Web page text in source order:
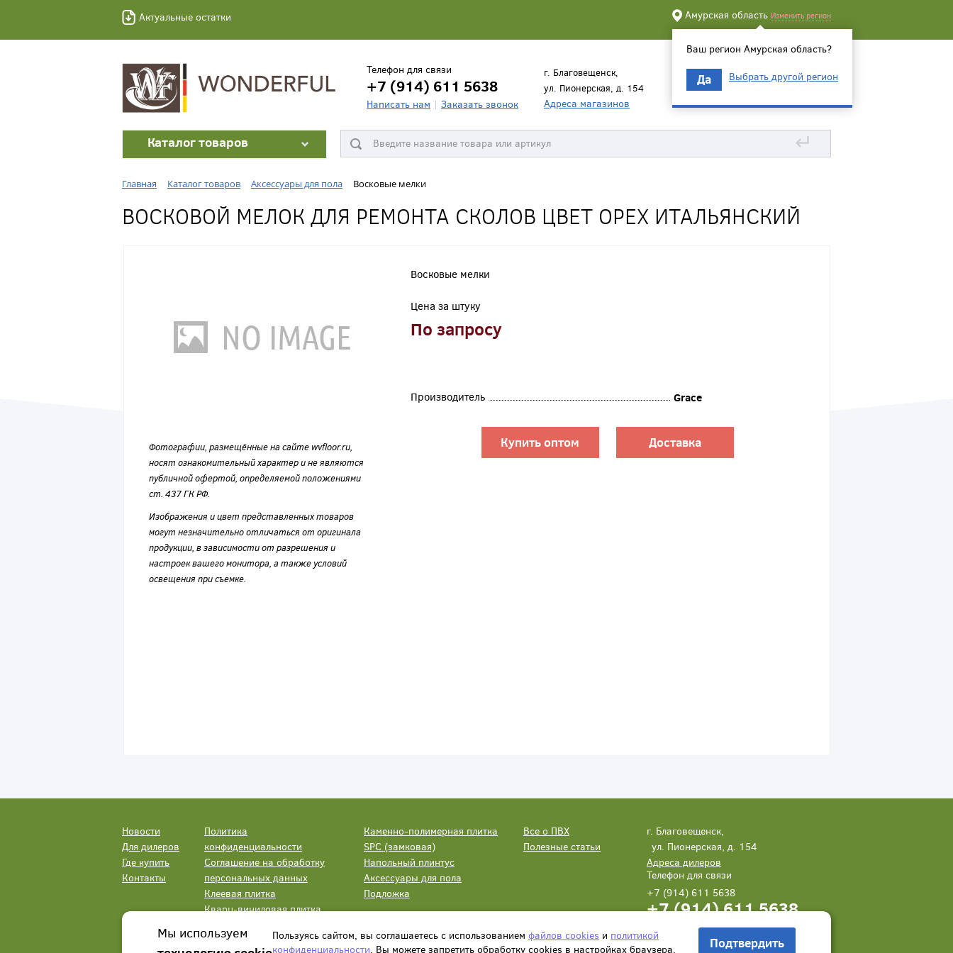
Актуальные остатки Амурская область Изменить регион
Ваш регион Амурская область?
Да Выбрать другой регион
Телефон для связи
+7 (914) 611 5638
Написать нам Заказать звонок
г. Благовещенск,
ул. Пионерская, д. 154
Адреса магазинов
Каталог товаров ↵
Главная Каталог товаров Аксессуары для пола Восковые мелки
ВОСКОВОЙ МЕЛОК ДЛЯ РЕМОНТА СКОЛОВ ЦВЕТ ОРЕХ ИТАЛЬЯНСКИЙ
Фотографии, размещённые на сайте wvfloor.ru,
носят ознакомительный характер и не являются
публичной офертой, определяемой положениями
ст. 437 ГК РФ.
Изображения и цвет представленных товаров
могут незначительно отличаться от оригинала
продукции, в зависимости от разрешения и
настроек вашего монитора, а также условий
освещения при съемке.
Восковые мелки
Цена за штуку
По запросу
Производитель Grace
Купить оптом Доставка
Новости
Для дилеров
Где купить
Контакты
Политика
конфиденциальности
Соглашение на обработку
персональных данных
Клеевая плитка
Кварц-виниловая плитка
Каменно-полимерная плитка
SPC (замковая)
Напольный плинтус
Аксессуары для пола
Подложка
Все о ПВХ
Полезные статьи
г. Благовещенск,
ул. Пионерская, д. 154
Адреса дилеров
Телефон для связи
+7 (914) 611 5638
+7 (914) 611 5638
Написать нам Заказать звонок
Мы используем
Пользуясь сайтом, вы соглашаетесь с использованием файлов cookies и политикой
конфиденциальности. Вы можете запретить обработку сookies в настройках браузера. Подтвердить